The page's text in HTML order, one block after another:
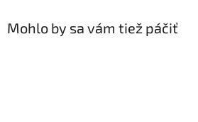
Mohlo by sa vám tiež páčiť